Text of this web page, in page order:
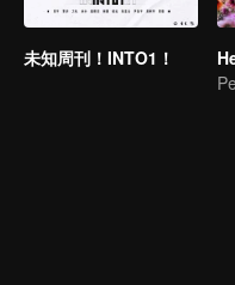
未知周刊！INTO1！